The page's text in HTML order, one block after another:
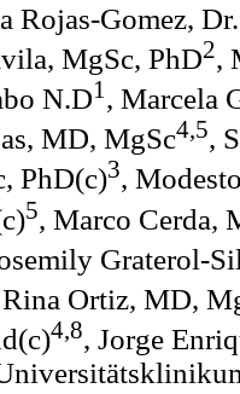
Rojas-Gomez,
MgSc, PhD2,
N.D1 , Marcela
MD, MgSc4,5,
PhD(c)3,
5, Marco Cerda,
Graterol-
Ortiz, MD,
4,8, Jorge